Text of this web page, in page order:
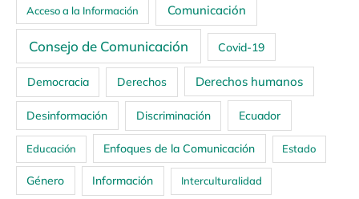
Acceso a la Información Comunicación
Consejo de Comunicación Covid-19
Democracia Derechos Derechos humanos
Desinformación Discriminación Ecuador
Educación Enfoques de la Comunicación Estado
Género Información Interculturalidad